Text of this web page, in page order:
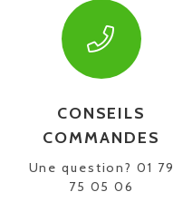
CONSEILS
COMMANDES
Une question? 01 79
75 05 06